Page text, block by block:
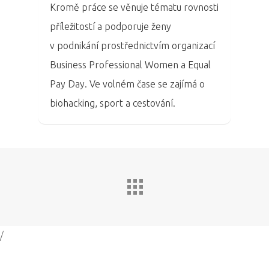
Kromě práce se věnuje tématu rovnosti
příležitostí a podporuje ženy
v podnikání prostřednictvím organizací
Business Professional Women a Equal
Pay Day. Ve volném čase se zajímá o
biohacking, sport a cestování.
/